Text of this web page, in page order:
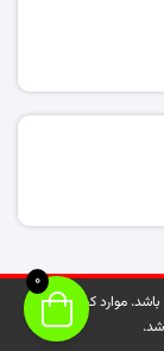
موارد کپی شده از
0